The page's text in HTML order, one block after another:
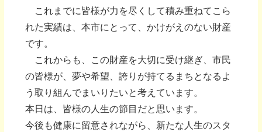
これまでに皆様が力を尽くして積み重ねてこら
れた実績は、本市にとって、かけがえのない財産
です。
これからも、この財産を大切に受け継ぎ、市民
の皆様が、夢や希望、誇りが持てるまちとなるよ
う取り組んでまいりたいと考えています。
本日は、皆様の人生の節目だと思います。
今後も健康に留意されながら、新たな人生のスタ